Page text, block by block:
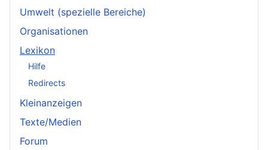
Umwelt (spezielle Bereiche)
Organisationen
Lexikon
Hilfe
Redirects
Kleinanzeigen
Texte/Medien
Forum